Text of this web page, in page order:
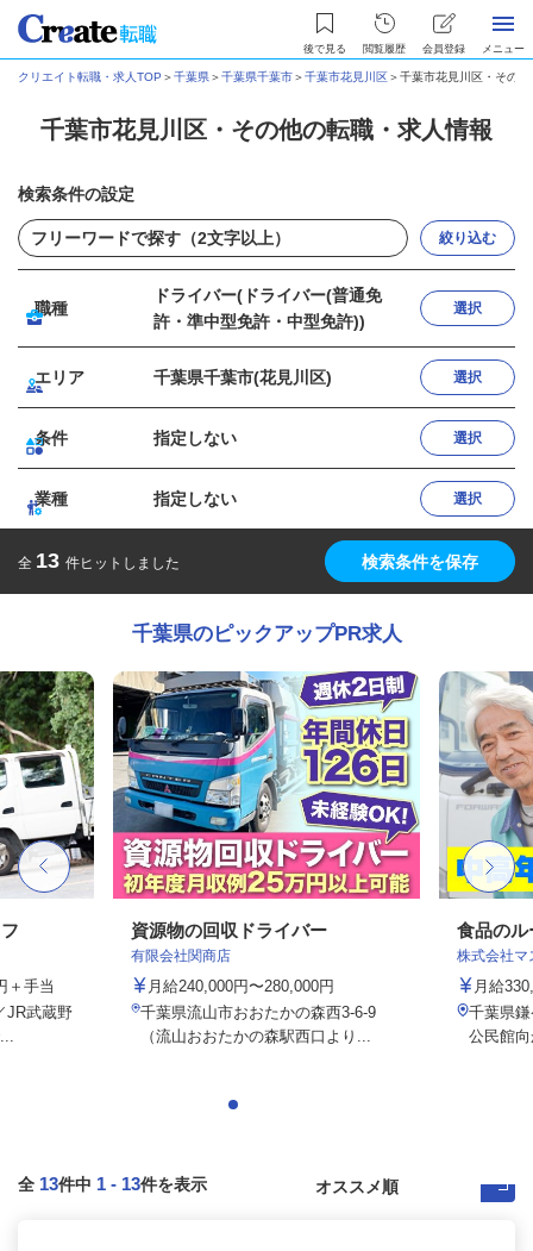
後で見る 閲覧履歴 会員登録 メニュー
クリエイト転職・求人TOP ＞千葉県＞千葉県千葉市＞千葉市花見川区＞千葉市花見川区・その
千葉市花見川区・その他の転職・求人情報
検索条件の設定
絞り込む
職種
ドライバー(ドライバー(普通免
許・準中型免許・中型免許))
選択
エリア 千葉県千葉市(花見川区) 選択
条件 指定しない 選択
業種 指定しない 選択
全 13 件ヒットしました 検索条件を保存
千葉県のピックアップPR求人
＋手当
JR武蔵野
資源物の回収ドライバー
有限会社関商店
月給240,000円〜280,000円
千葉県流山市おおたかの森西3-6-9
（流山おおたかの森駅西口より...
食品のル
株式会社マ
月給
千葉県
公民館
全 13件中 1 - 13件を表示